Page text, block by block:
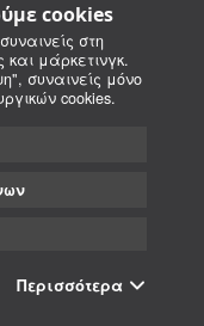
cookies
στη
και μάρκετινγκ.
συναινείς μόνο
cookies.
Περισσότερα